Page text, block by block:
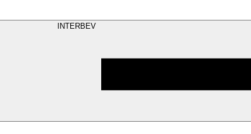
INTERBEV